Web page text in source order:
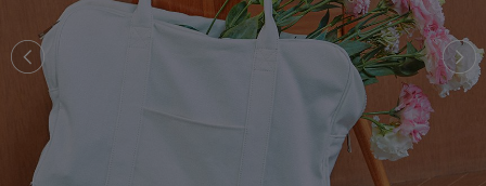
ームウェア (535)
(2005)
ACYM
アシーム
adidas
アディダス
adidas by Stella McCartney
アディダス バイ ステラマッカートニー